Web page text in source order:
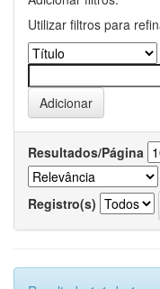
Utilizar filtros para
Resultados/Página
Registro(s)